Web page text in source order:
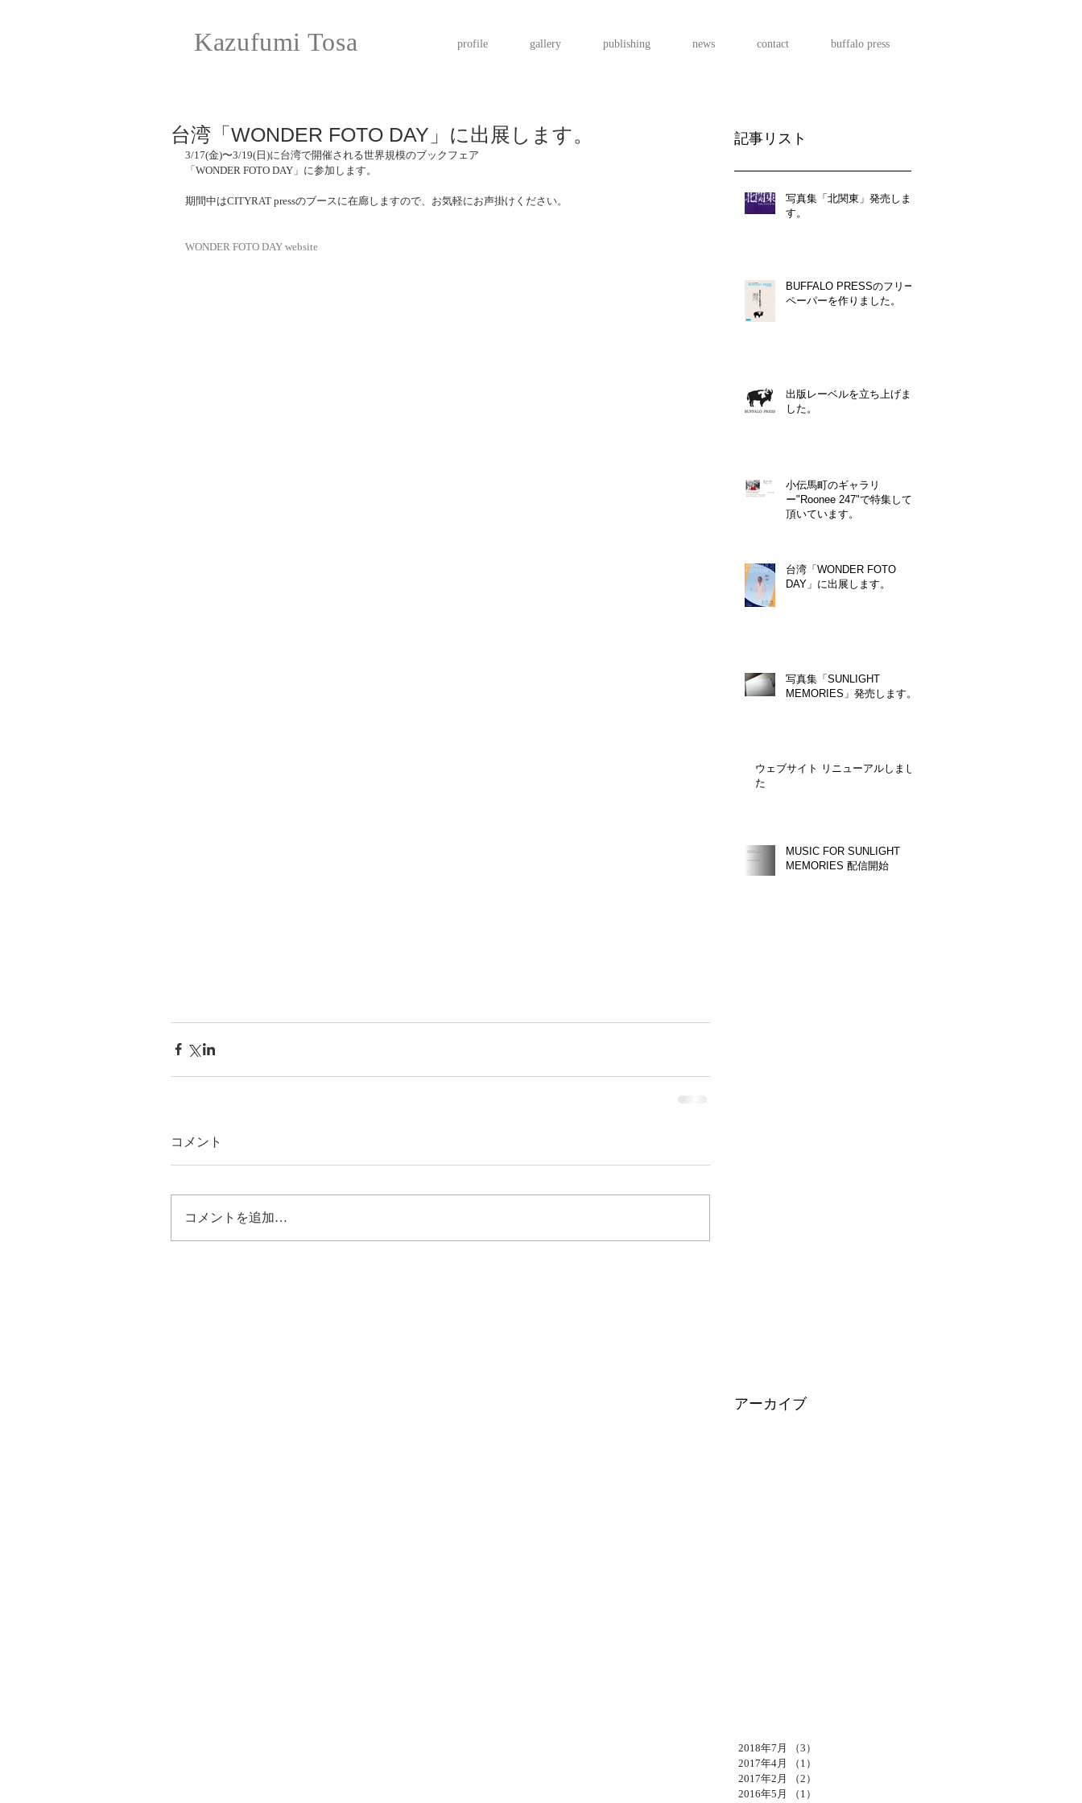
Kazufumi Tosa profile gallery publishing news contact buffalo press
台湾「WONDER FOTO DAY」に出展します。
3/17(金)〜3/19(日)に台湾で開催される世界規模のブックフェア
「WONDER FOTO DAY」に参加します。
期間中はCITYRAT pressのブースに在廊しますので、お気軽にお声掛けください。
WONDER FOTO DAY website
コメント
コメントを追加…
記事リスト
写真集「北関東」発売しま
す。
BUFFALO PRESSのフリー
ペーパーを作りました。
出版レーベルを立ち上げま
した。
小伝馬町のギャラリ
ー"Roonee 247"で特集して
頂いています。
台湾「WONDER FOTO
DAY」に出展します。
写真集「SUNLIGHT
MEMORIES」発売します。
ウェブサイト リニューアルしまし
た
MUSIC FOR SUNLIGHT
MEMORIES 配信開始
アーカイブ
2018年7月 （3）
2017年4月
（1）
2017年2月
（2）
2016年5月
（1）